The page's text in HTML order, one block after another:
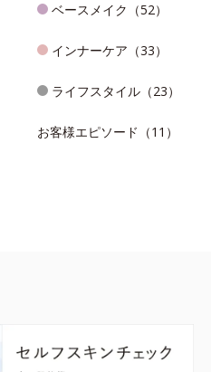
ベースメイク（52）
インナーケア（33）
ライフスタイル（23）
お客様エピソード（11）